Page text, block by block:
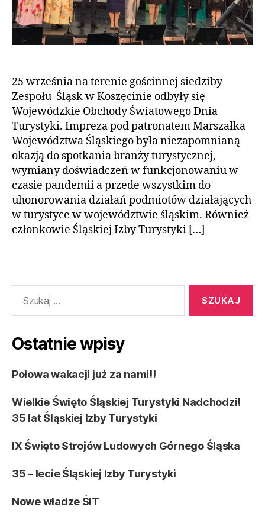
25 września na terenie gościnnej siedziby
Zespołu Śląsk w Koszęcinie odbyły się
Wojewódzkie Obchody Światowego Dnia
Turystyki. Impreza pod patronatem Marszałka
Województwa Śląskiego była niezapomnianą
okazją do spotkania branży turystycznej,
wymiany doświadczeń w funkcjonowaniu w
czasie pandemii a przede wszystkim do
uhonorowania działań podmiotów działających
w turystyce w województwie śląskim. Również
członkowie Śląskiej Izby Turystyki […]
Ostatnie wpisy
Połowa wakacji już za nami!!
Wielkie Święto Śląskiej Turystyki Nadchodzi!
35 lat Śląskiej Izby Turystyki
IX Święto Strojów Ludowych Górnego Śląska
35 – lecie Śląskiej Izby Turystyki
Nowe władze ŚIT